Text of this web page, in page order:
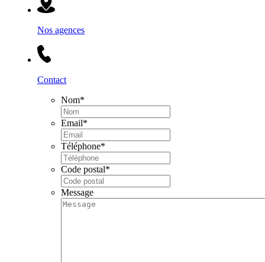
Nos agences
Contact
Nom*
Email*
Téléphone*
Code postal*
Message